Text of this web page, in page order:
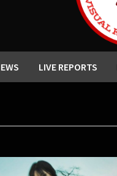
LIVE REPORTS